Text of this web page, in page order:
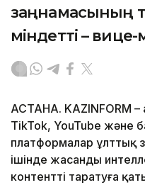
заңнамасының
міндетті –
АСТАНА. KAZINFORM –
TikTok, YouTube және
платформалар ұлттық
ішінде жасанды
контентті таратуға